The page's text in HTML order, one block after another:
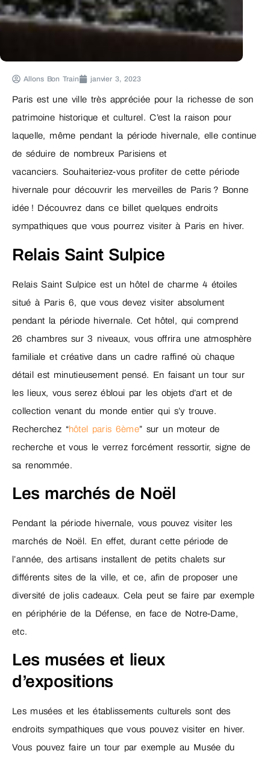
Allons Bon Train janvier 3, 2023
Paris est une ville très appréciée pour la richesse de son
patrimoine historique et culturel. C’est la raison pour
laquelle, même pendant la période hivernale, elle continue
de séduire de nombreux Parisiens et
vacanciers. Souhaiteriez-vous profiter de cette période
hivernale pour découvrir les merveilles de Paris ? Bonne
idée ! Découvrez dans ce billet quelques endroits
sympathiques que vous pourrez visiter à Paris en hiver.
Relais Saint Sulpice
Relais Saint Sulpice est un hôtel de charme 4 étoiles
situé à Paris 6, que vous devez visiter absolument
pendant la période hivernale. Cet hôtel, qui comprend
26 chambres sur 3 niveaux, vous offrira une atmosphère
familiale et créative dans un cadre raffiné où chaque
détail est minutieusement pensé. En faisant un tour sur
les lieux, vous serez ébloui par les objets d’art et de
collection venant du monde entier qui s’y trouve.
Recherchez “hôtel paris 6ème” sur un moteur de
recherche et vous le verrez forcément ressortir, signe de
sa renommée.
Les marchés de Noël
Pendant la période hivernale, vous pouvez visiter les
marchés de Noël. En effet, durant cette période de
l’année, des artisans installent de petits chalets sur
différents sites de la ville, et ce, afin de proposer une
diversité de jolis cadeaux. Cela peut se faire par exemple
en périphérie de la Défense, en face de Notre-Dame,
etc.
Les musées et lieux
d’expositions
Les musées et les établissements culturels sont des
endroits sympathiques que vous pouvez visiter en hiver.
Vous pouvez faire un tour par exemple au Musée du